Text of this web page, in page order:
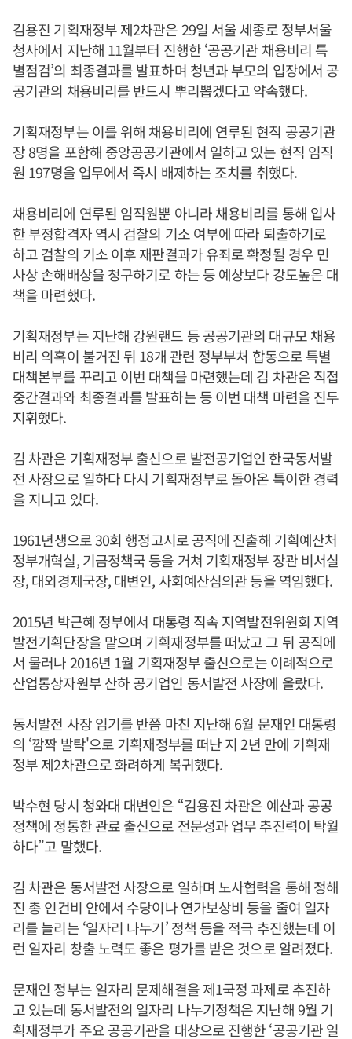
김용진 기획재정부 제2차관은 29일 서울 세종로 정부서울
청사에서 지난해 11월부터 진행한 ‘공공기관 채용비리 특
별점검’의 최종결과를 발표하며 청년과 부모의 입장에서 공
공기관의 채용비리를 반드시 뿌리뽑겠다고 약속했다.
기획재정부는 이를 위해 채용비리에 연루된 현직 공공기관
장 8명을 포함해 중앙공공기관에서 일하고 있는 현직 임직
원 197명을 업무에서 즉시 배제하는 조치를 취했다.
채용비리에 연루된 임직원뿐 아니라 채용비리를 통해 입사
한 부정합격자 역시 검찰의 기소 여부에 따라 퇴출하기로
하고 검찰의 기소 이후 재판결과가 유죄로 확정될 경우 민
사상 손해배상을 청구하기로 하는 등 예상보다 강도높은 대
책을 마련했다.
기획재정부는 지난해 강원랜드 등 공공기관의 대규모 채용
비리 의혹이 불거진 뒤 18개 관련 정부부처 합동으로 특별
대책본부를 꾸리고 이번 대책을 마련했는데 김 차관은 직접
중간결과와 최종결과를 발표하는 등 이번 대책 마련을 진두
지휘했다.
김 차관은 기획재정부 출신으로 발전공기업인 한국동서발
전 사장으로 일하다 다시 기획재정부로 돌아온 특이한 경력
을 지니고 있다.
1961년생으로 30회 행정고시로 공직에 진출해 기획예산처
정부개혁실, 기금정책국 등을 거쳐 기획재정부 장관 비서실
장, 대외경제국장, 대변인, 사회예산심의관 등을 역임했다.
2015년 박근혜 정부에서 대통령 직속 지역발전위원회 지역
발전기획단장을 맡으며 기획재정부를 떠났고 그 뒤 공직에
서 물러나 2016년 1월 기획재정부 출신으로는 이례적으로
산업통상자원부 산하 공기업인 동서발전 사장에 올랐다.
동서발전 사장 임기를 반쯤 마친 지난해 6월 문재인 대통령
의 ‘깜짝 발탁'으로 기획재정부를 떠난 지 2년 만에 기획재
정부 제2차관으로 화려하게 복귀했다.
박수현 당시 청와대 대변인은 “김용진 차관은 예산과 공공
정책에 정통한 관료 출신으로 전문성과 업무 추진력이 탁월
하다”고 말했다.
김 차관은 동서발전 사장으로 일하며 노사협력을 통해 정해
진 총 인건비 안에서 수당이나 연가보상비 등을 줄여 일자
리를 늘리는 ‘일자리 나누기’ 정책 등을 적극 추진했는데 이
런 일자리 창출 노력도 좋은 평가를 받은 것으로 알려졌다.
문재인 정부는 일자리 문제해결을 제1국정 과제로 추진하
고 있는데 동서발전의 일자리 나누기정책은 지난해 9월 기
획재정부가 주요 공공기관을 대상으로 진행한 ‘공공기관 일